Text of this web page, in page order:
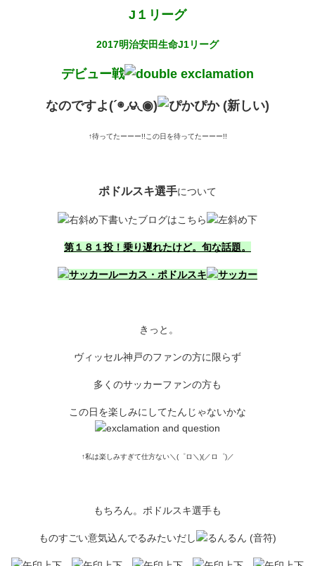
J１リーグ
2017明治安田生命J1リーグ
デビュー戦
なのですよ(´◉◞౪◟◉)
↑待ってたーーー!!この日を待ってたーーー!!
ポドルスキ選手について
書いたブログはこちら
第１８１投！乗り遅れたけど。旬な話題。
ルーカス・ポドルスキ
きっと。
ヴィッセル神戸のファンの方に限らず
多くのサッカーファンの方も
この日を楽しみにしてたんじゃないかな
↑私は楽しみすぎて仕方ない＼(゜ロ＼)(／ロ゜)／
もちろん。ポドルスキ選手も
ものすごい意気込んでるみたいだし